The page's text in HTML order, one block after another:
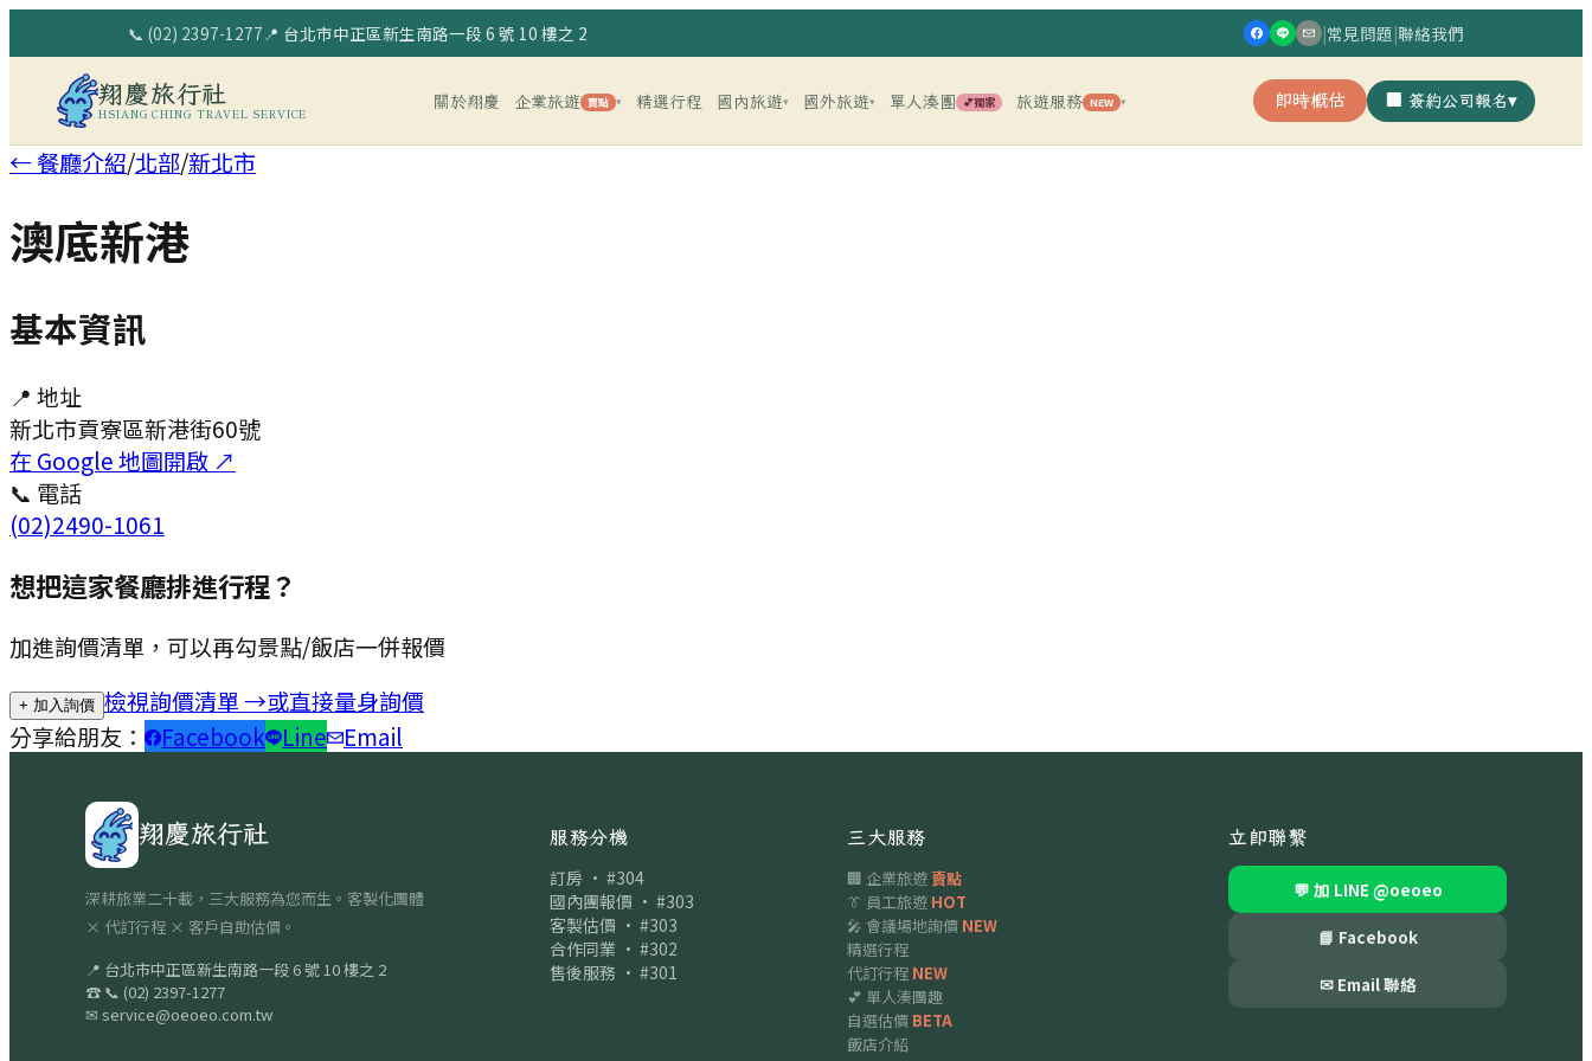
📞 (02) 2397-1277📍 台北市中正區新生南路一段 6 號 10 樓之 2 |常見問題|聯絡我們
翔慶旅行社
HSIANG CHING TRAVEL SERVICE
關於翔慶 企業旅遊 賣點 ▾ 精選行程 國內旅遊▾ 國外旅遊▾ 單人湊團 💕獨家 旅遊服務 NEW ▾ 即時概估 🏢 簽約公司報名▾
← 餐廳介紹/北部/新北市
澳底新港
基本資訊
📍 地址
新北市貢寮區新港街60號
在 Google 地圖開啟 ↗
📞 電話
(02)2490-1061
想把這家餐廳排進行程？
加進詢價清單，可以再勾景點/飯店一併報價
+ 加入詢價 檢視詢價清單 →或直接量身詢價
分享給朋友：
Facebook Line Email
翔慶旅行社
深耕旅業二十載，三大服務為您而生。客製化團體
× 代訂行程 × 客戶自助估價。
📍 台北市中正區新生南路一段 6 號 10 樓之 2
☎ 📞 (02) 2397-1277
✉ service@oeoeo.com.tw
服務分機
訂房 · #304
國內團報價 · #303
客製估價 · #303
合作同業 · #302
售後服務 · #301
三大服務
🏢 企業旅遊賣點
👔 員工旅遊 HOT
🎤 會議場地詢價 NEW
精選行程
代訂行程 NEW
💕 單人湊團趣
自選估價 BETA
飯店介紹
立即聯繫
💬 加 LINE @oeoeo
📘 Facebook
✉ Email 聯絡